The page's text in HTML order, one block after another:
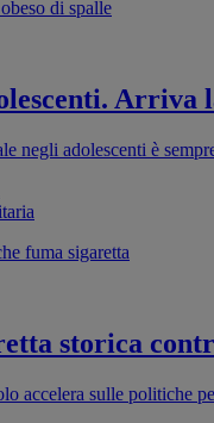
Arriva
negli adolescenti è
storica
accelera sulle politiche